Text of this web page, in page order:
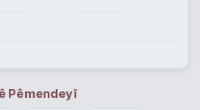
Pêmendeyî